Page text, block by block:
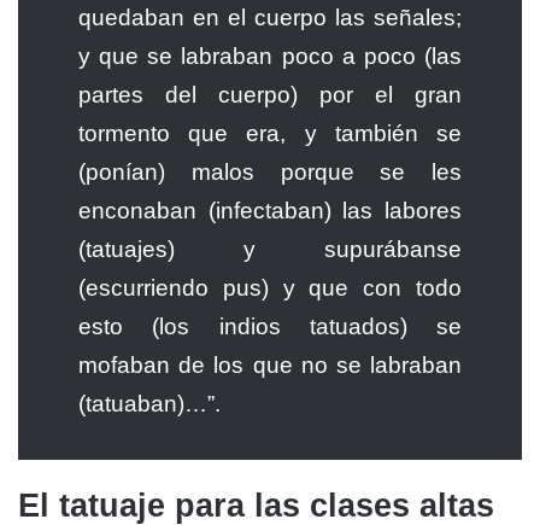
quedaban en el cuerpo las señales;
y que se labraban poco a poco (las
partes del cuerpo) por el gran
tormento que era, y también se
(ponían) malos porque se les
enconaban (infectaban) las labores
(tatuajes) y supurábanse
(escurriendo pus) y que con todo
esto (los indios tatuados) se
mofaban de los que no se labraban
(tatuaban)…”.
El tatuaje para las clases altas